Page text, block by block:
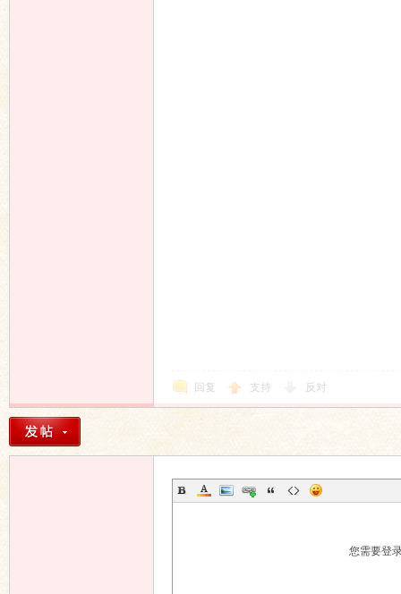
回复 支持 反对
您需要登